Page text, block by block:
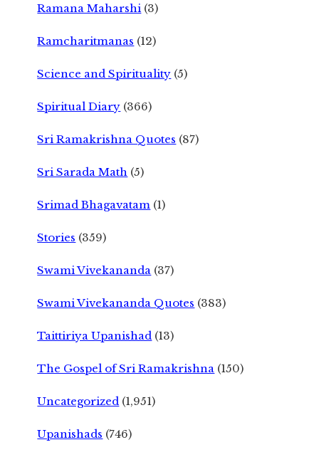
Ramana Maharshi (3)
Ramcharitmanas (12)
Science and Spirituality (5)
Spiritual Diary (366)
Sri Ramakrishna Quotes (87)
Sri Sarada Math (5)
Srimad Bhagavatam (1)
Stories (359)
Swami Vivekananda (37)
Swami Vivekananda Quotes (383)
Taittiriya Upanishad (13)
The Gospel of Sri Ramakrishna (150)
Uncategorized (1,951)
Upanishads (746)